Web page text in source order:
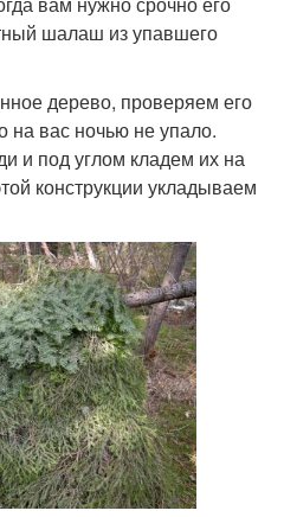
шалаш из упавшего
дерево, проверяем его
на вас ночью не упало.
и под углом кладем их на
конструкции укладываем